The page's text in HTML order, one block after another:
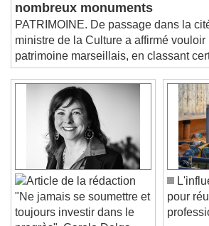
Beginning of dialog window.
and close the window.
Color
Text Background
Color Opacity
Caption Area
Color Opacity
nombreux monuments
PATRIMOINE. De passage dans la
ministre de la Culture a affirmé vouloir
patrimoine marseillais, en classant
"Ne jamais se soumettre et
toujours investir dans le
pour